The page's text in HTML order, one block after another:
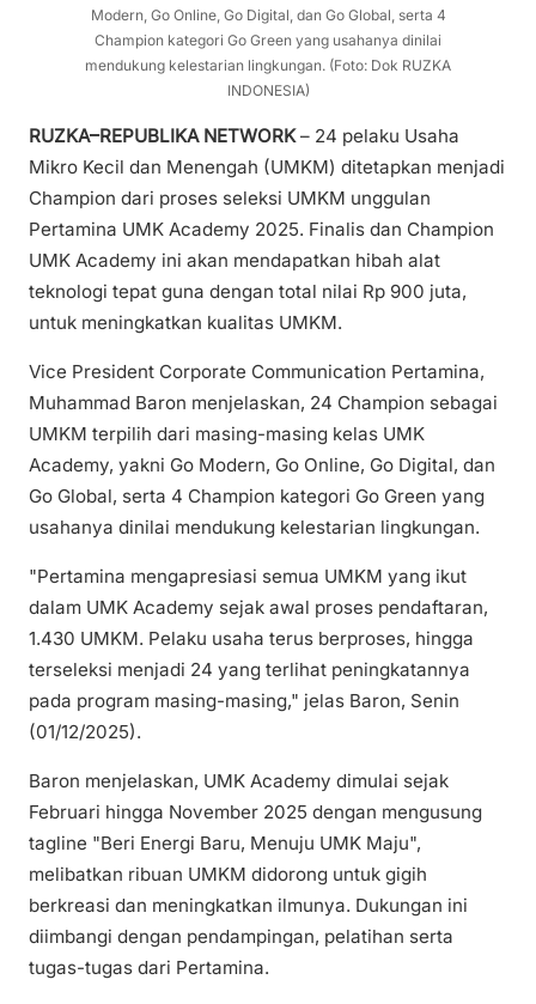
Modern, Go Online, Go Digital, dan Go Global, serta 4
Champion kategori Go Green yang usahanya dinilai
mendukung kelestarian lingkungan. (Foto: Dok RUZKA
INDONESIA)
RUZKA–REPUBLIKA NETWORK– 24 pelaku Usaha
Mikro Kecil dan Menengah (UMKM) ditetapkan menjadi
Champion dari proses seleksi UMKM unggulan
Pertamina UMK Academy 2025. Finalis dan Champion
UMK Academy ini akan mendapatkan hibah alat
teknologi tepat guna dengan total nilai Rp 900 juta,
untuk meningkatkan kualitas UMKM.
Vice President Corporate Communication Pertamina,
Muhammad Baron menjelaskan, 24 Champion sebagai
UMKM terpilih dari masing-masing kelas UMK
Academy, yakni Go Modern, Go Online, Go Digital, dan
Go Global, serta 4 Champion kategori Go Green yang
usahanya dinilai mendukung kelestarian lingkungan.
"Pertamina mengapresiasi semua UMKM yang ikut
dalam UMK Academy sejak awal proses pendaftaran,
1.430 UMKM. Pelaku usaha terus berproses, hingga
terseleksi menjadi 24 yang terlihat peningkatannya
pada program masing-masing," jelas Baron, Senin
(01/12/2025).
Baron menjelaskan, UMK Academy dimulai sejak
Februari hingga November 2025 dengan mengusung
tagline "Beri Energi Baru, Menuju UMK Maju",
melibatkan ribuan UMKM didorong untuk gigih
berkreasi dan meningkatkan ilmunya. Dukungan ini
diimbangi dengan pendampingan, pelatihan serta
tugas-tugas dari Pertamina.